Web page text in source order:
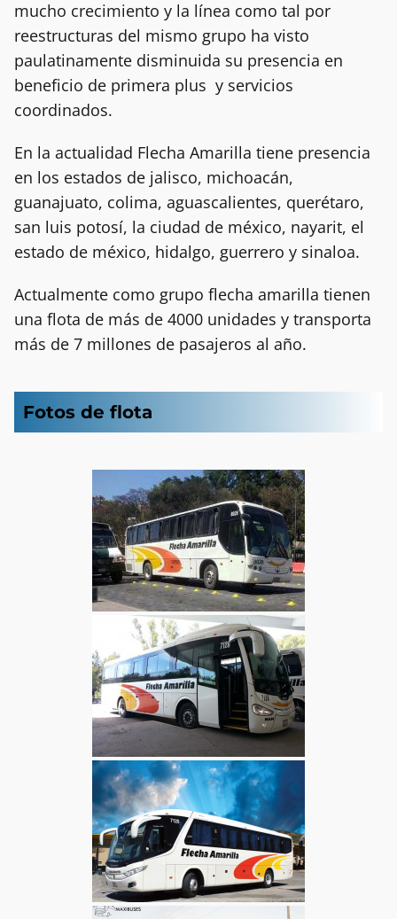
mucho crecimiento y la línea como tal por
reestructuras del mismo grupo ha visto
paulatinamente disminuida su presencia en
beneficio de primera plus y servicios
coordinados.
En la actualidad Flecha Amarilla tiene presencia
en los estados de jalisco, michoacán,
guanajuato, colima, aguascalientes, querétaro,
san luis potosí, la ciudad de méxico, nayarit, el
estado de méxico, hidalgo, guerrero y sinaloa.
Actualmente como grupo flecha amarilla tienen
una flota de más de 4000 unidades y transporta
más de 7 millones de pasajeros al año.
Fotos de flota